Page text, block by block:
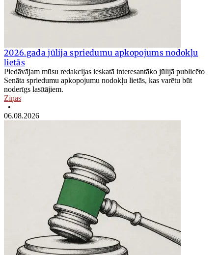
2026.gada jūlija spriedumu apkopojums nodokļu
lietās
Piedāvājam mūsu redakcijas ieskatā interesantāko jūlijā publicēto
Senāta spriedumu apkopojumu nodokļu lietās, kas varētu būt
noderīgs lasītājiem.
Ziņas
•
06.08.2026